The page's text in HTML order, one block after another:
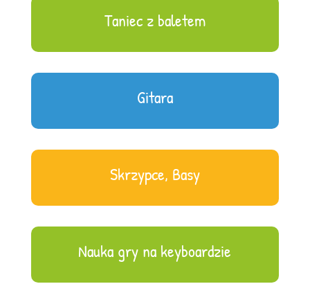
Taniec z baletem
Gitara
Skrzypce, Basy
Nauka gry na keyboardzie